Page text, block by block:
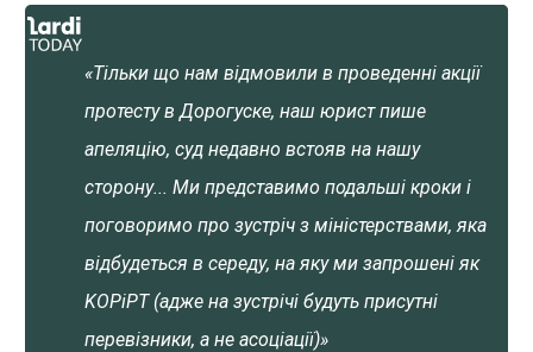
«Тільки що нам відмовили в проведенні акції
протесту в Дорогуске, наш юрист пише
апеляцію, суд недавно встояв на нашу
сторону... Ми представимо подальші кроки і
поговоримо про зустріч з міністерствами, яка
відбудеться в середу, на яку ми запрошені як
KOPiPT (адже на зустрічі будуть присутні
перевізники, а не асоціації)»